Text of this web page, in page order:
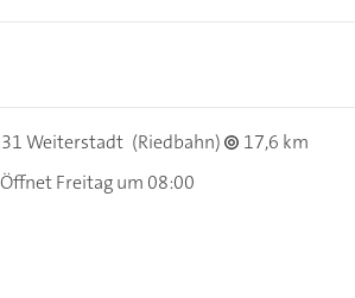
Weiterstadt (Riedbahn)
17,6 km
Öffnet Freitag um 08:00